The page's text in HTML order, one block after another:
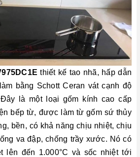
thiết kế tao nhã, hấp dẫn
bằng Schott Ceran vát cạnh độ
là một loại gốm kính cao cấp
bếp từ, được làm từ gốm sứ thủy
bền, có khả năng chịu nhiệt, chịu
va đập, chống trầy xước. Nó có
lên đến 1.000°C và sốc nhiệt tới